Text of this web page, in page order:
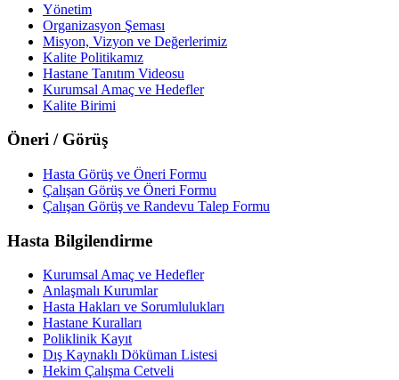
Yönetim
Organizasyon Şeması
Misyon, Vizyon ve Değerlerimiz
Kalite Politikamız
Hastane Tanıtım Videosu
Kurumsal Amaç ve Hedefler
Kalite Birimi
Öneri / Görüş
Hasta Görüş ve Öneri Formu
Çalışan Görüş ve Öneri Formu
Çalışan Görüş ve Randevu Talep Formu
Hasta Bilgilendirme
Kurumsal Amaç ve Hedefler
Anlaşmalı Kurumlar
Hasta Hakları ve Sorumlulukları
Hastane Kuralları
Poliklinik Kayıt
Dış Kaynaklı Döküman Listesi
Hekim Çalışma Cetveli